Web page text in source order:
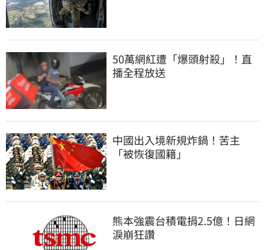
50萬網紅遭「爆頭射殺」！直
播全程放送
中國出入境新規炸鍋！苦主
「被恢復國籍」
熊本強震台積電捐2.5億！日網
淚崩狂讚